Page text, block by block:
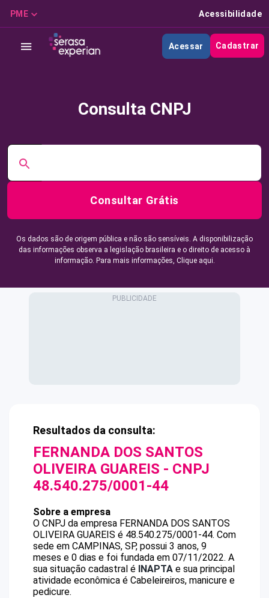
PME Acessibilidade
Acessar Cadastrar
Consulta CNPJ
Consultar Grátis
Os dados são de origem pública e não são sensíveis. A disponibilização
das informações observa a legislação brasileira e o direito de acesso à
informação. Para mais informações, Clique aqui.
Resultados da consulta:
FERNANDA DOS SANTOS
OLIVEIRA GUAREIS - CNPJ
48.540.275/0001-44
Sobre a empresa
O CNPJ da empresa FERNANDA DOS SANTOS
OLIVEIRA GUAREIS é 48.540.275/0001-44. Com
sede em CAMPINAS, SP, possui 3 anos, 9
meses e 0 dias e foi fundada em 07/11/2022. A
sua situação cadastral é INAPTA e sua principal
atividade econômica é Cabeleireiros, manicure e
pedicure.